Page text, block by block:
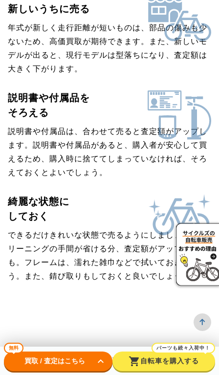
新しいうちに売る
年式が新しく走行距離が短いものは、部品の傷みも少
ないため、高価買取が期待できます。また、新しいモ
デルが出ると、現行モデルは型落ちになり、査定額は
大きく下がります。
説明書や付属品を
そろえる
説明書や付属品は、合わせて売ると査定額がアップし
ます。説明書や付属品があると、購入者が安心して買
えるため、購入時に捨ててしまっていなければ、そろ
えておくとよいでしょう。
綺麗な状態に
しておく
できるだけきれいな状態で売るようにしましょう。ク
リーニングの手間が省ける分、査定額がアップするか
も。フレームは、濡れた雑巾などで拭いておきましょ
う。また、錆び取りもしておくと良いでしょう。
よくある質問
無料
買取 / 査定はこちら keyboard_arrow_down shopping_cart
パーツも続々入荷中！
自転車を購入する